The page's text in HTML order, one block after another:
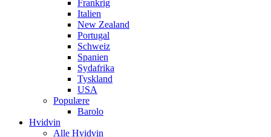
Frankrig
Italien
New Zealand
Portugal
Schweiz
Spanien
Sydafrika
Tyskland
USA
Populære
Barolo
Hvidvin
Alle Hvidvin